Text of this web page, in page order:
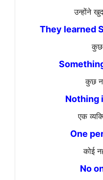
उन्होंने
They learned
कुछ
कुछ
Nothing
एक
One
कोई
No